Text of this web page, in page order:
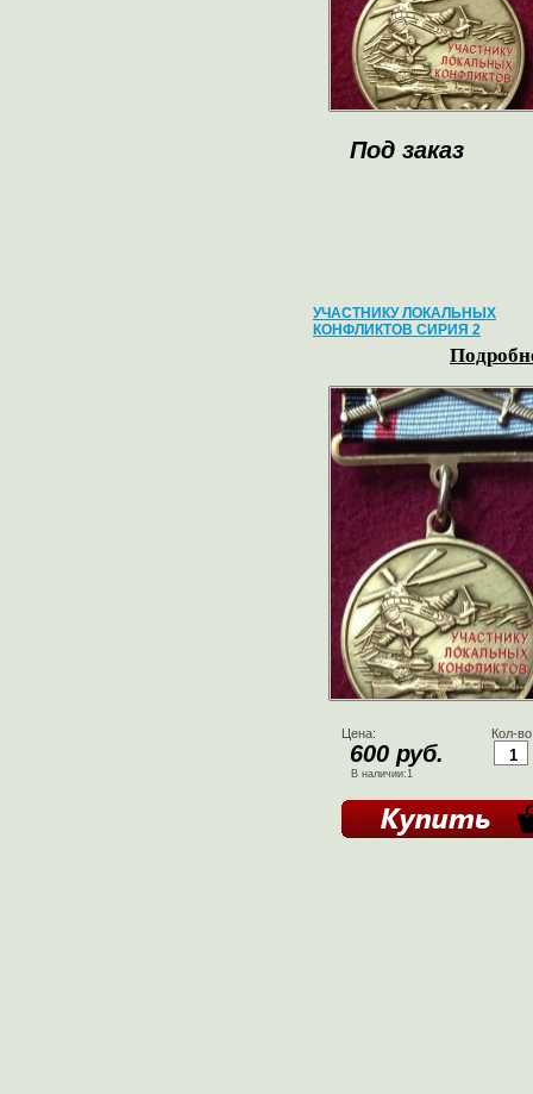
Под заказ
УЧАСТНИКУ ЛОКАЛЬНЫХ
КОНФЛИКТОВ СИРИЯ 2
Цена:
600 руб.
В наличии:1
Кол-